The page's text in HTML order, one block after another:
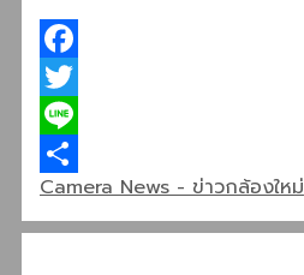
Facebook
Twitter
Line
Share
Categories
Camera News - ข่าวกล้องใหม่